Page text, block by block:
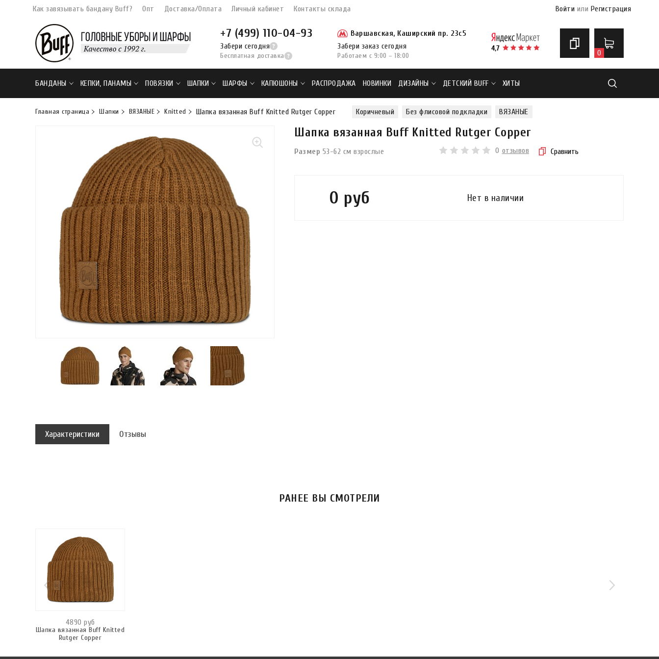
Как завязывать бандану Buff? Опт Доставка/Оплата Личный кабинет Контакты склада Войти или Регистрация
+7 (499) 110-04-93
Забери сегодня
Бесплатная доставка
Варшавская, Каширский пр. 23с5
Забери заказ сегодня
Работаем с 9:00 – 18:00 0
БАНДАНЫ КЕПКИ, ПАНАМЫ ПОВЯЗКИ ШАПКИ ШАРФЫ КАПЮШОНЫ РАСПРОДАЖА НОВИНКИ ДИЗАЙНЫ ДЕТСКИЙ BUFF ХИТЫ
Главная страница Шапки ВЯЗАНЫЕ Knitted Шапка вязанная Buff Knitted Rutger Copper Коричневый Без флисовой подкладки ВЯЗАНЫЕ
Шапка вязанная Buff Knitted Rutger Copper
Размер 53-62 см взрослые 0 отзывов Сравнить
0 руб Нет в наличии
Характеристики Отзывы
РАНЕЕ ВЫ СМОТРЕЛИ
4890 руб
Шапка вязанная Buff Knitted
Rutger Copper